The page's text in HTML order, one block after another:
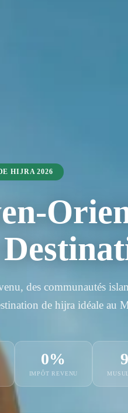
HIJRA 2026
des communautés
de hijra idéale au
0%
IMPÔT REVENU